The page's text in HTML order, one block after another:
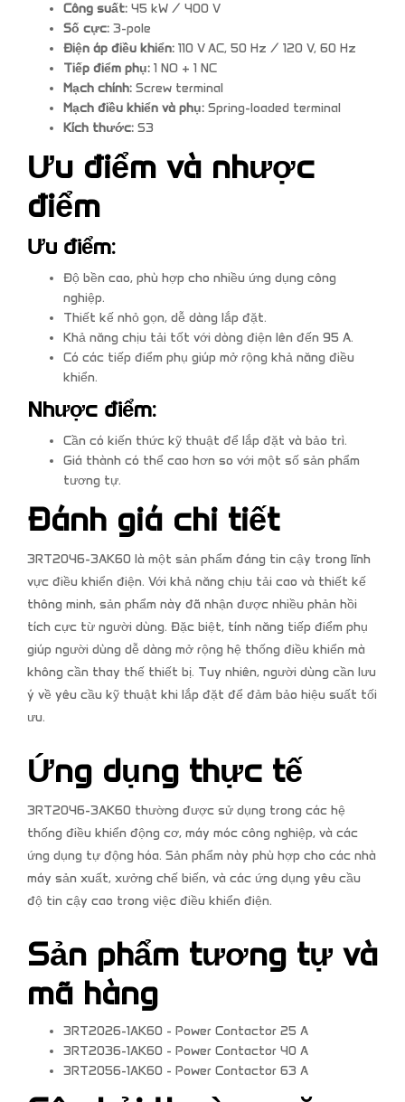
Công suất: 45 kW / 400 V
Số cực: 3-pole
Điện áp điều khiển: 110 V AC, 50 Hz / 120 V, 60 Hz
Tiếp điểm phụ: 1 NO + 1 NC
Mạch chính: Screw terminal
Mạch điều khiển và phụ: Spring-loaded terminal
Kích thước: S3
Ưu điểm và nhược
điểm
Ưu điểm:
Độ bền cao, phù hợp cho nhiều ứng dụng công
nghiệp.
Thiết kế nhỏ gọn, dễ dàng lắp đặt.
Khả năng chịu tải tốt với dòng điện lên đến 95 A.
Có các tiếp điểm phụ giúp mở rộng khả năng điều
khiển.
Nhược điểm:
Cần có kiến thức kỹ thuật để lắp đặt và bảo trì.
Giá thành có thể cao hơn so với một số sản phẩm
tương tự.
Đánh giá chi tiết
3RT2046-3AK60 là một sản phẩm đáng tin cậy trong lĩnh
vực điều khiển điện. Với khả năng chịu tải cao và thiết kế
thông minh, sản phẩm này đã nhận được nhiều phản hồi
tích cực từ người dùng. Đặc biệt, tính năng tiếp điểm phụ
giúp người dùng dễ dàng mở rộng hệ thống điều khiển mà
không cần thay thế thiết bị. Tuy nhiên, người dùng cần lưu
ý về yêu cầu kỹ thuật khi lắp đặt để đảm bảo hiệu suất tối
ưu.
Ứng dụng thực tế
3RT2046-3AK60 thường được sử dụng trong các hệ
thống điều khiển động cơ, máy móc công nghiệp, và các
ứng dụng tự động hóa. Sản phẩm này phù hợp cho các nhà
máy sản xuất, xưởng chế biến, và các ứng dụng yêu cầu
độ tin cậy cao trong việc điều khiển điện.
Sản phẩm tương tự và
mã hàng
3RT2026-1AK60 - Power Contactor 25 A
3RT2036-1AK60 - Power Contactor 40 A
3RT2056-1AK60 - Power Contactor 63 A